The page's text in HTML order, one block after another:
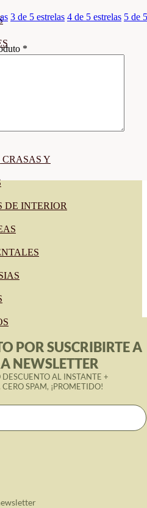
Y
DE INTERIOR
3 de 5 estrelas 4 de 5 estrelas 5 de 5
*
POR SUSCRIBIRTE A
NEWSLETTER
AL INSTANTE +
SPAM, ¡PROMETIDO!